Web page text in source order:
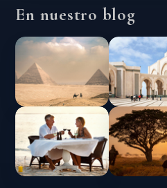
En nuestro blog